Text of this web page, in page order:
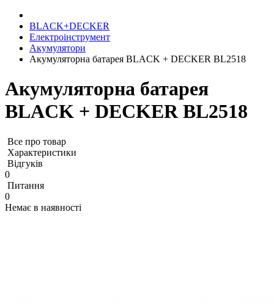
BLACK+DECKER
Електроінструмент
Акумулятори
Акумуляторна батарея BLACK + DECKER BL2518
Акумуляторна батарея
BLACK + DECKER BL2518
Все про товар
Характеристики
Відгуків
0
Питання
0
Немає в наявності